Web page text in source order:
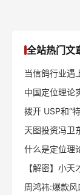
全站热门文
当信鸽行业遇
中国定位理论
拨开 USP和“
天图投资冯卫
什么是定位理
【解密】小
周鸿祎:爆款